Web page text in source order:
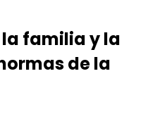
la familia y la
de la